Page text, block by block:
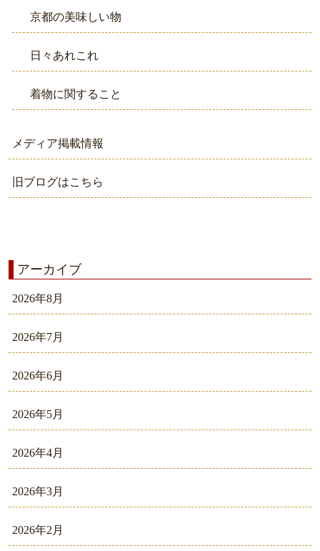
京都の美味しい物
日々あれこれ
着物に関すること
メディア掲載情報
旧ブログはこちら
アーカイブ
2026年8月
2026年7月
2026年6月
2026年5月
2026年4月
2026年3月
2026年2月